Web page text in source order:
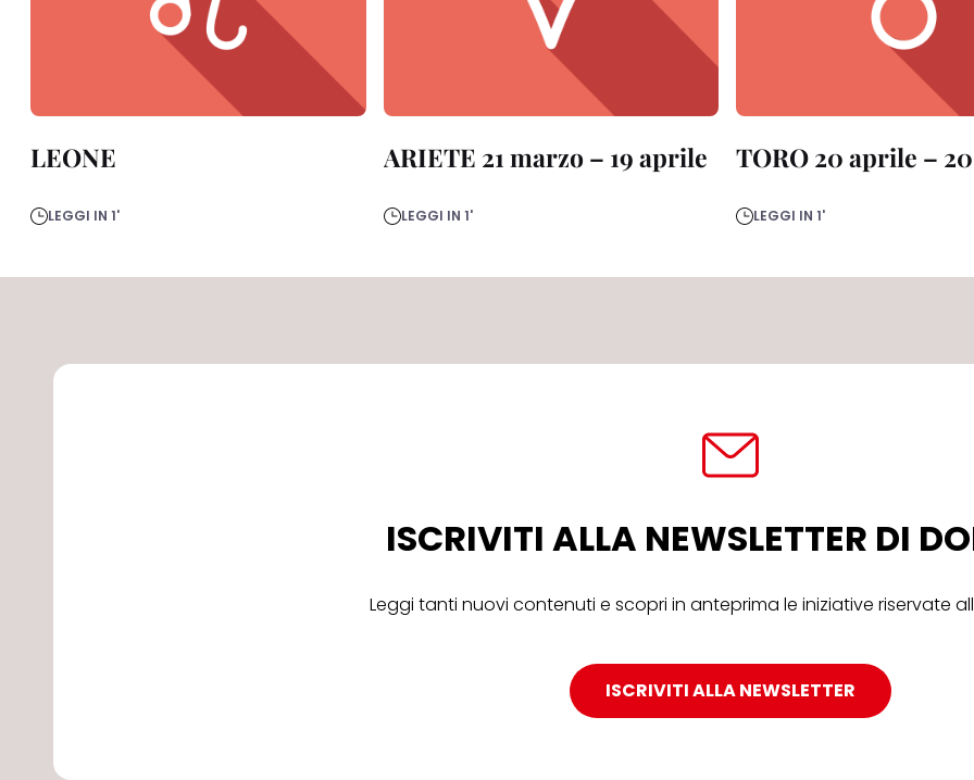
LEONE
LEGGI IN 1'
ARIETE 21 marzo – 19 aprile
LEGGI IN 1'
TORO 20 aprile –
LEGGI IN 1'
ISCRIVITI ALLA NEWSLETTER DI
Leggi tanti nuovi contenuti e scopri in anteprima le iniziative riservate
ISCRIVITI ALLA NEWSLETTER